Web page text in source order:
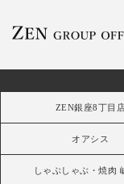
ZEN銀座8丁目
オアシス
しゃぶしゃぶ・焼肉